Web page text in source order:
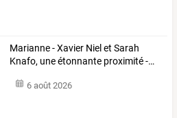
Marianne-Xavier Niel et Sarah
Knafo, uneétonnante proximité-…
6 août 2026